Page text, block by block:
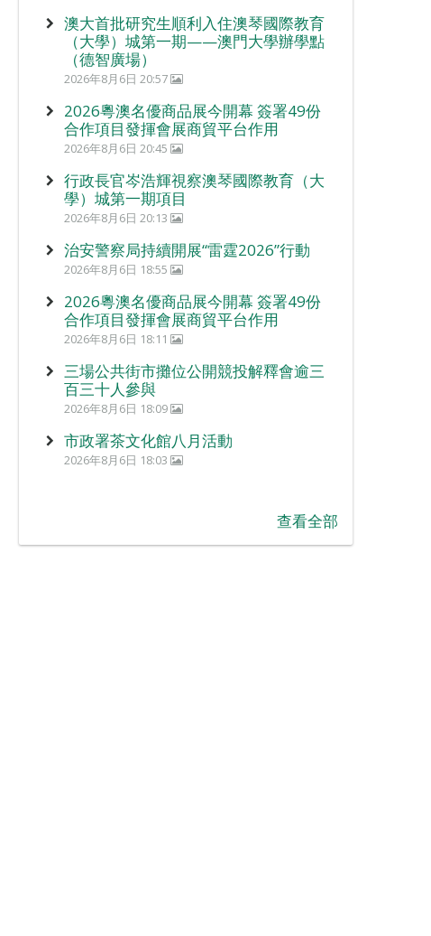
澳大首批研究生順利入住澳琴國際教育
（大學）城第一期——澳門大學辦學點
（德智廣場）
2026年8月6日 20:57
2026粵澳名優商品展今開幕 簽署49份
合作項目發揮會展商貿平台作用
2026年8月6日 20:45
行政長官岑浩輝視察澳琴國際教育（大
學）城第一期項目
2026年8月6日 20:13
治安警察局持續開展“雷霆2026”行動
2026年8月6日 18:55
2026粵澳名優商品展今開幕 簽署49份
合作項目發揮會展商貿平台作用
2026年8月6日 18:11
三場公共街市攤位公開競投解釋會逾三
百三十人參與
2026年8月6日 18:09
市政署茶文化館八月活動
2026年8月6日 18:03
查看全部